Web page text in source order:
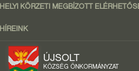
HELYI KÖRZETI MEGBÍZOTT
HÍREINK
ÚJSOLT
KÖZSÉG ÖNKORMÁNYZAT